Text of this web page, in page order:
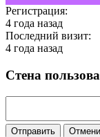
Регистрация:
4 года назад
Последний визит:
4 года назад
Стена
Отправить